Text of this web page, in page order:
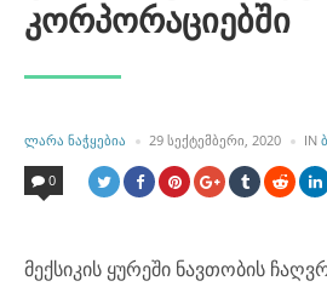
კორპორაციებში
POSTED
BY
ᲚᲐᲠᲐ ᲜᲐᲭᲧᲔᲑᲘᲐ 29 ᲡᲔᲥᲢᲔᲛᲑᲔᲠᲘ, 2020 IN
IN
0
მექსიკის ყურეში ნავთობის ჩაღვრა, ბჰოპალის